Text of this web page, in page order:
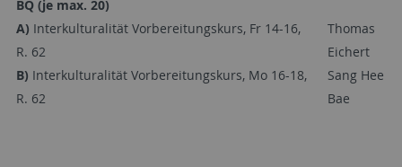
BQ (je max. 20)
A) Interkulturalität Vorbereitungskurs, Fr 14-16,
R. 62
B) Interkulturalität Vorbereitungskurs, Mo 16-18,
R. 62
Thomas
Eichert
Sang Hee
Bae